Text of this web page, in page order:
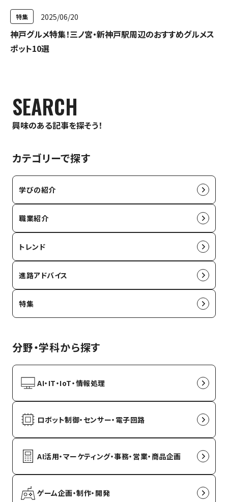
特集 2025/06/20
神戸グルメ特集！三ノ宮・新神戸駅周辺のおすすめグルメス
ポット10選
SEARCH
興味のある記事を探そう！
カテゴリーで探す
学びの紹介
職業紹介
トレンド
進路アドバイス
特集
分野・学科から探す
AI・IT・IoT・情報処理
ロボット制御・センサー・電子回路
AI活用・マーケティング・事務・営業・商品企画
ゲーム企画・制作・開発